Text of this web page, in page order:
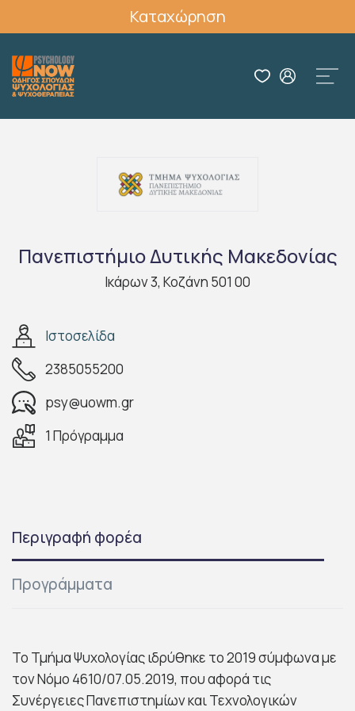
Καταχώρηση
Πανεπιστήμιο Δυτικής Μακεδονίας
Ικάρων 3, Κοζάνη 501 00
Ιστοσελίδα
2385055200
psy@uowm.gr
1 Πρόγραμμα
Περιγραφή φορέα
Προγράμματα
Το Τμήμα Ψυχολογίας ιδρύθηκε το 2019 σύμφωνα με
τον Νόμο 4610/07.05.2019, που αφορά τις
Συνέργειες Πανεπιστημίων και Τεχνολογικών